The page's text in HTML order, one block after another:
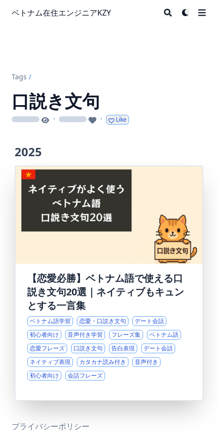
ベトナム在住エンジニアKZY
Tags /
口説き文句
loading · loading · Like
2025
【恋愛必勝】ベトナム語で使える口
説き文句20選｜ネイティブもキュン
とする一言集
ベトナム語学習 恋愛・口説き文句
デート会話
初心者向け
音声付き学習 フレーズ集
ベトナム語
恋愛フレーズ
口説き文句 告白表現
デート会話
ネイティブ表現
カタカナ読み付き
音声付き
初心者向け
会話フレーズ
プライバシーポリシー